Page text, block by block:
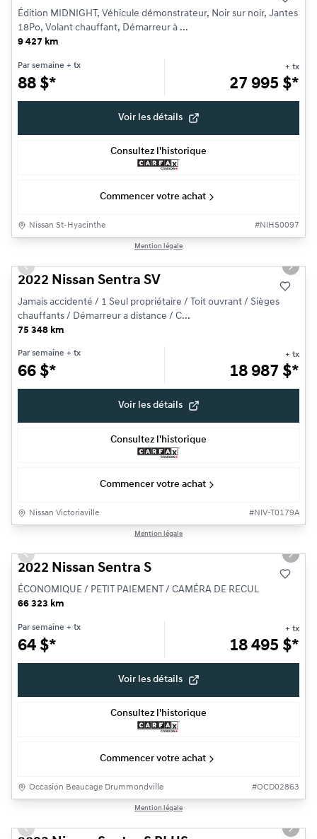
Édition MIDNIGHT, Véhicule démonstrateur, Noir sur noir, Jantes
18Po, Volant chauffant, Démarreur à ...
9 427 km
Par semaine + tx
88 $*
+ tx
27 995 $*
Voir les détails
Consultez l'historique
Commencer votre achat
Nissan St-Hyacinthe #NIHS0097
Mention légale
Previous slide Next
2022 Nissan Sentra SV
Jamais accidenté / 1 Seul propriétaire / Toit ouvrant / Sièges
chauffants / Démarreur a distance / C...
75 348 km
Par semaine + tx
66 $*
+ tx
18 987 $*
Voir les détails
Consultez l'historique
Commencer votre achat
Nissan Victoriaville #NIV-T0179A
Mention légale
Previous slide Next
2022 Nissan Sentra S
ÉCONOMIQUE / PETIT PAIEMENT / CAMÉRA DE RECUL
66 323 km
Par semaine + tx
64 $*
+ tx
18 495 $*
Voir les détails
Consultez l'historique
Commencer votre achat
Occasion Beaucage Drummondville #OCD02863
Mention légale
Previous slide Next